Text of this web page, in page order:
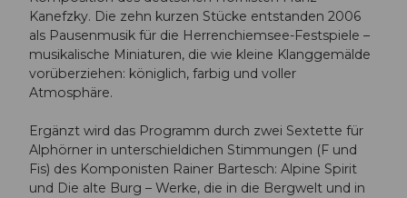
Kanefzky. Die zehn kurzen Stücke entstanden 2006
als Pausenmusik für die Herrenchiemsee-Festspiele –
musikalische Miniaturen, die wie kleine Klanggemälde
vorüberziehen: königlich, farbig und voller
Atmosphäre.
Ergänzt wird das Programm durch zwei Sextette für
Alphörner in unterschieldichen Stimmungen (F und
Fis) des Komponisten Rainer Bartesch: Alpine Spirit
und Die alte Burg – Werke, die in die Bergwelt und in